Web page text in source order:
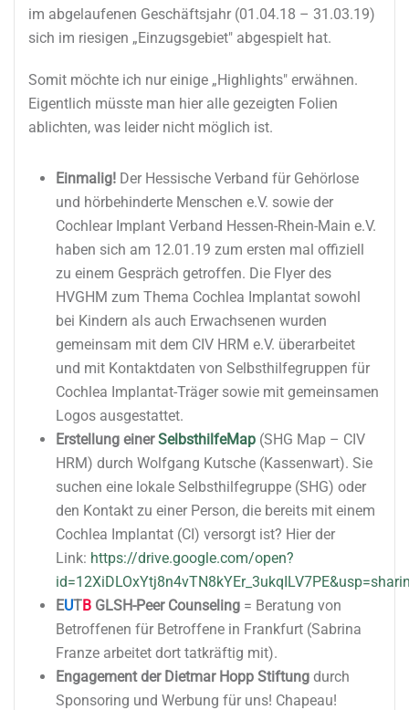
im abgelaufenen Geschäftsjahr (01.04.18 – 31.03.19)
sich im riesigen „Einzugsgebiet" abgespielt hat.
Somit möchte ich nur einige „Highlights" erwähnen.
Eigentlich müsste man hier alle gezeigten Folien
ablichten, was leider nicht möglich ist.
Einmalig! Der Hessische Verband für Gehörlose
und hörbehinderte Menschen e.V. sowie der
Cochlear Implant Verband Hessen-Rhein-Main e.V.
haben sich am 12.01.19 zum ersten mal offiziell
zu einem Gespräch getroffen. Die Flyer des
HVGHM zum Thema Cochlea Implantat sowohl
bei Kindern als auch Erwachsenen wurden
gemeinsam mit dem CIV HRM e.V. überarbeitet
und mit Kontaktdaten von Selbsthilfegruppen für
Cochlea Implantat-Träger sowie mit gemeinsamen
Logos ausgestattet.
Erstellung einerSelbsthilfeMap (SHG Map – CIV
HRM) durch Wolfgang Kutsche (Kassenwart). Sie
suchen eine lokale Selbsthilfegruppe (SHG) oder
den Kontakt zu einer Person, die bereits mit einem
Cochlea Implantat (CI) versorgt ist? Hier der
Link: https://drive.google.com/open?
EUTB GLSH-Peer Counseling = Beratung von
Betroffenen für Betroffene in Frankfurt (Sabrina
Franze arbeitet dort tatkräftig mit)​.
Engagement der Dietmar Hopp Stiftung durch
Sponsoring und Werbung für uns! Chapeau!